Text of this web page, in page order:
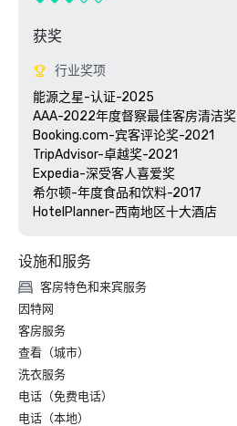
获奖
行业奖项
能源之星-认证-2025
AAA-2022年度督察最佳客房清洁奖
Booking.com-宾客评论奖-2021
TripAdvisor-卓越奖-2021
Expedia-深受客人喜爱奖
希尔顿-年度食品和饮料-2017
HotelPlanner-西南地区十大酒店
设施和服务
客房特色和来宾服务
因特网
客房服务
查看（城市）
洗衣服务
电话（免费电话）
电话（本地）